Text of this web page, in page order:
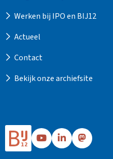
Werken bij IPO en BIJ12
Actueel
Contact
Bekijk onze archiefsite
Ga
naar
Ga
naar
Ga
naar